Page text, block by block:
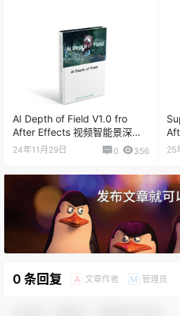
AI Depth of Field V1.0 fro
After Effects 视频智能景深插
件
24年11月29日 0 356 25
0 条回复 A 文章作者 M 管理员